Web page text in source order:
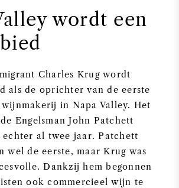
wordt een
Charles Krug wordt
als de oprichter van de eerste
in Napa Valley. Het
Engelsman John Patchett
echter al twee jaar. Patchett
wel de eerste, maar Krug was
Dankzij hem begonnen
ook commercieel wijn te